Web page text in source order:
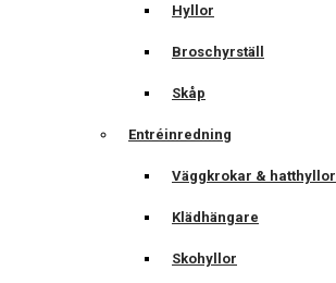
Hyllor
Broschyrställ
Skåp
Entréinredning
Väggkrokar & hatthyllor
Klädhängare
Skohyllor